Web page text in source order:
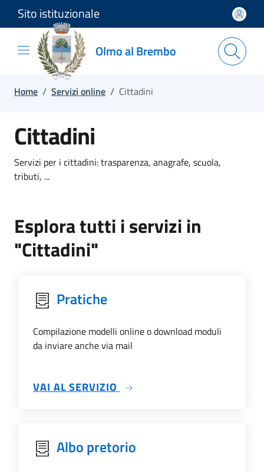
Salta e vai al contenuto
Salta e vai al footer
Sito istituzionale
Olmo al Brembo
Home / Servizi online / Cittadini
Cittadini
Servizi per i cittadini: trasparenza, anagrafe, scuola,
tributi, ...
Esplora tutti i servizi in
"Cittadini"
Pratiche
Compilazione modelli online o download moduli
da inviare anche via mail
VAI AL SERVIZIO SU PRATICHE
Albo pretorio